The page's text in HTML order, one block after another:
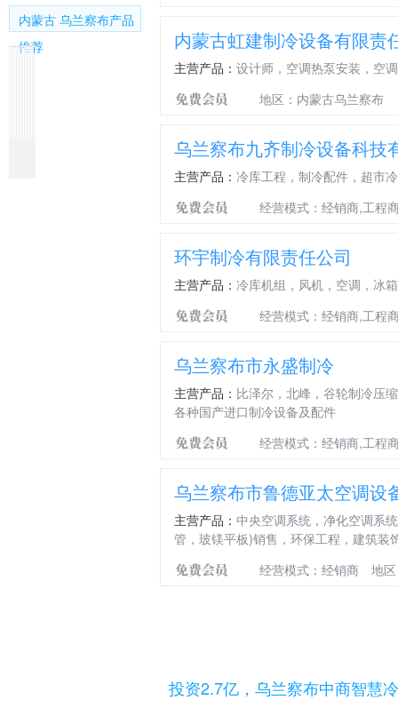
内蒙古虹建制冷设备有限责
主营产品： 设计师，空调热泵安装，空
地区：内蒙古乌兰察布
乌兰察布九齐制冷设备科技
主营产品： 冷库工程，制冷配件，超市
经营模式：经销商,工程
环宇制冷有限责任公司
主营产品： 冷库机组，风机，空调，冰
经营模式：经销商,工程
乌兰察布市永盛制冷
主营产品： 比泽尔，北峰，谷轮制冷压
各种国产进口制冷设备及配件
经营模式：经销商,工程
乌兰察布市鲁德亚太空调设
主营产品： 中央空调系统，净化空调系
管，玻镁平板)销售，环保工程，建筑装
经营模式：经销商
地
投资2.7亿，乌兰察布中商智慧
内蒙古 乌兰察布产品
推荐